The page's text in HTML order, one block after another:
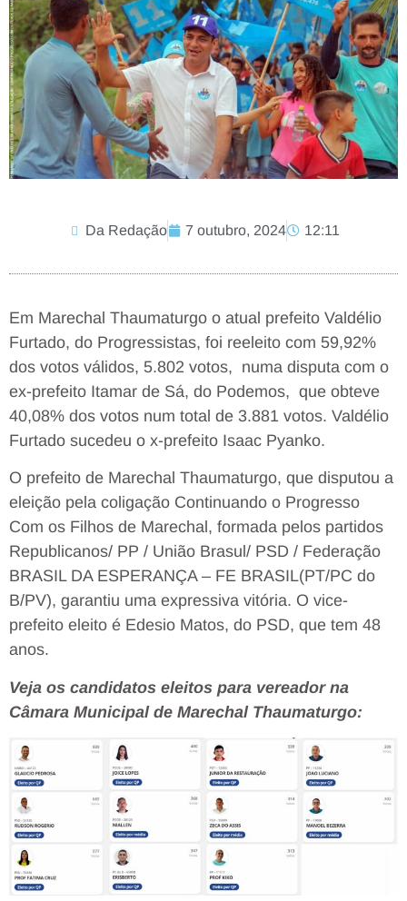
Da Redação 7 outubro, 2024 12:11
Em Marechal Thaumaturgo o atual prefeito Valdélio
Furtado, do Progressistas, foi reeleito com 59,92%
dos votos válidos, 5.802 votos, numa disputa com o
ex-prefeito Itamar de Sá, do Podemos, que obteve
40,08% dos votos num total de 3.881 votos. Valdélio
Furtado sucedeu o x-prefeito Isaac Pyanko.
O prefeito de Marechal Thaumaturgo, que disputou a
eleição pela coligação Continuando o Progresso
Com os Filhos de Marechal, formada pelos partidos
Republicanos/ PP / União Brasul/ PSD / Federação
BRASIL DA ESPERANÇA – FE BRASIL(PT/PC do
B/PV), garantiu uma expressiva vitória. O vice-
prefeito eleito é Edesio Matos, do PSD, que tem 48
anos.
Veja os candidatos eleitos para vereador na
Câmara Municipal de Marechal Thaumaturgo: